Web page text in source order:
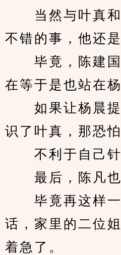
当然与叶真和
不错的事，他还是
毕竟，陈建国
在等于是也站在
如果让杨晨提
识了叶真，那恐
不利于自己针
最后，陈凡也
毕竟再这样一
话，家里的二位
着急了。